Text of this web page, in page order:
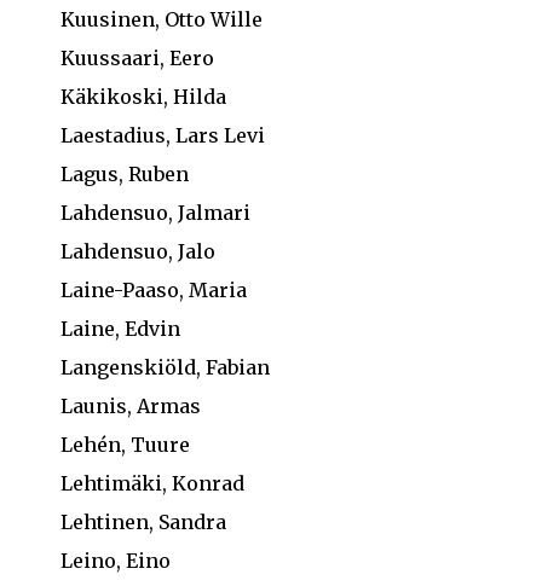
Kuusinen, Otto Wille
Kuussaari, Eero
Käkikoski, Hilda
Laestadius, Lars Levi
Lagus, Ruben
Lahdensuo, Jalmari
Lahdensuo, Jalo
Laine-Paaso, Maria
Laine, Edvin
Langenskiöld, Fabian
Launis, Armas
Lehén, Tuure
Lehtimäki, Konrad
Lehtinen, Sandra
Leino, Eino